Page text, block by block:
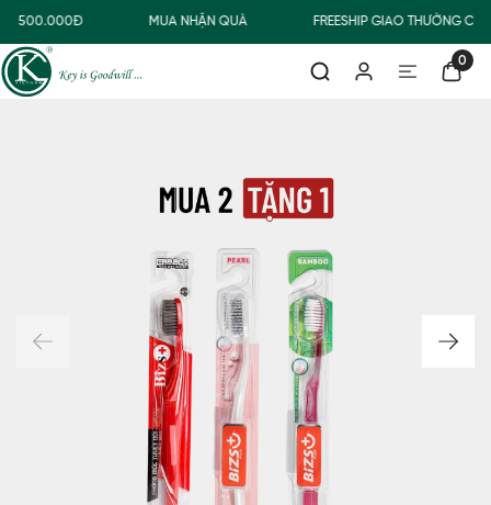
TỪ 500.000Đ MUA NHẬN QUÀ FREESHIP GIAO THƯỜNG
0